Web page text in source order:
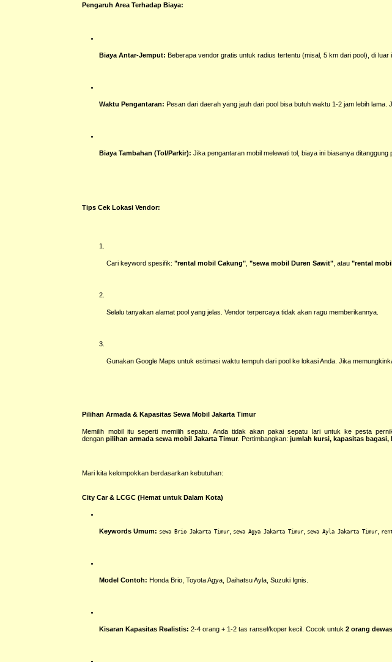
Pengaruh Area Terhadap Biaya:
Biaya Antar-Jemput: Beberapa vendor gratis untuk radius tertentu (misal, 5 km dari pool), di luar
Waktu Pengantaran: Pesan dari daerah yang jauh dari pool bisa butuh waktu 1-2 jam lebih lama.
Biaya Tambahan (Tol/Parkir): Jika pengantaran mobil melewati tol, biaya ini biasanya ditanggung
Tips Cek Lokasi Vendor:
Cari keyword spesifik:"rental mobil Cakung" ,"sewa mobil Duren Sawit" , atau"rental
Selalu tanyakan alamat pool yang jelas. Vendor terpercaya tidak akan ragu memberikannya.
Gunakan Google Maps untuk estimasi waktu tempuh dari pool ke lokasi Anda. Jika
Pilihan Armada & Kapasitas Sewa Mobil Jakarta Timur
Memilih mobil itu seperti memilih sepatu. Anda tidak akan pakai sepatu lari untuk ke pesta
denganpilihan armada sewa mobil Jakarta Timur. Pertimbangkan:jumlah kursi, kapasitas
Mari kita kelompokkan berdasarkan kebutuhan:
City Car & LCGC (Hemat untuk Dalam Kota)
Keywords Umum: sewa Brio Jakarta Timur sewa Agya Jakarta Timur sewa Ayla Jakarta Timur
Model Contoh: Honda Brio, Toyota Agya, Daihatsu Ayla, Suzuki Ignis.
Kisaran Kapasitas Realistis: 2-4 orang + 1-2 tas ransel/koper kecil. Cocok untuk2 orang